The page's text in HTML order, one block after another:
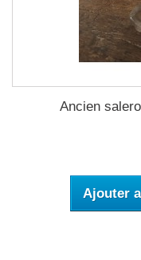
Ancien
Ajouter